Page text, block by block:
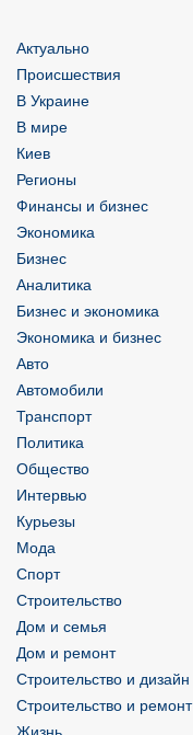
Актуально
Происшествия
В Украине
В мире
Киев
Регионы
Финансы и бизнес
Экономика
Бизнес
Аналитика
Бизнес и экономика
Экономика и бизнес
Авто
Автомобили
Транспорт
Политика
Общество
Интервью
Курьезы
Мода
Спорт
Строительство
Дом и семья
Дом и ремонт
Строительство и дизайн
Строительство и ремонт
Жизнь